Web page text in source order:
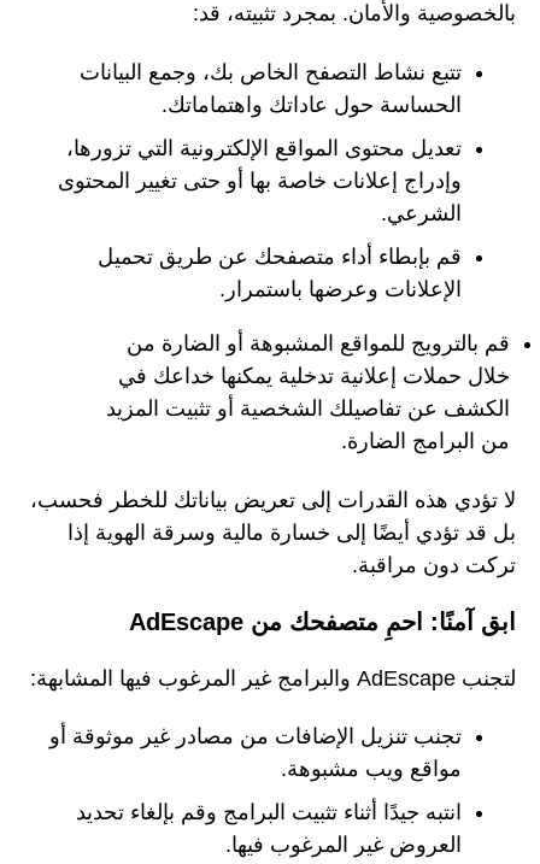
بالخصوصية والأمان. بمجرد تثبيته، قد:
تتبع نشاط التصفح الخاص بك، وجمع البيانات
الحساسة حول عاداتك واهتماماتك.
تعديل محتوى المواقع الإلكترونية التي تزورها،
وإدراج إعلانات خاصة بها أو حتى تغيير المحتوى
الشرعي.
قم بإبطاء أداء متصفحك عن طريق تحميل
الإعلانات وعرضها باستمرار.
قم بالترويج للمواقع المشبوهة أو الضارة من
خلال حملات إعلانية تدخلية يمكنها خداعك في
الكشف عن تفاصيلك الشخصية أو تثبيت المزيد
من البرامج الضارة.
لا تؤدي هذه القدرات إلى تعريض بياناتك للخطر فحسب،
بل قد تؤدي أيضًا إلى خسارة مالية وسرقة الهوية إذا
تركت دون مراقبة.
ابق آمنًا: احمِ متصفحك من AdEscape
لتجنب AdEscape والبرامج غير المرغوب فيها المشابهة:
تجنب تنزيل الإضافات من مصادر غير موثوقة أو
مواقع ويب مشبوهة.
انتبه جيدًا أثناء تثبيت البرامج وقم بإلغاء تحديد
العروض غير المرغوب فيها.